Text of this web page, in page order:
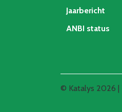
Jaarbericht
ANBI status
© Katalys 2026 |